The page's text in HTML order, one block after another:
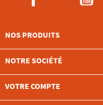
NOS PRODUITS
NOTRE SOCIÉTÉ
VOTRE COMPTE